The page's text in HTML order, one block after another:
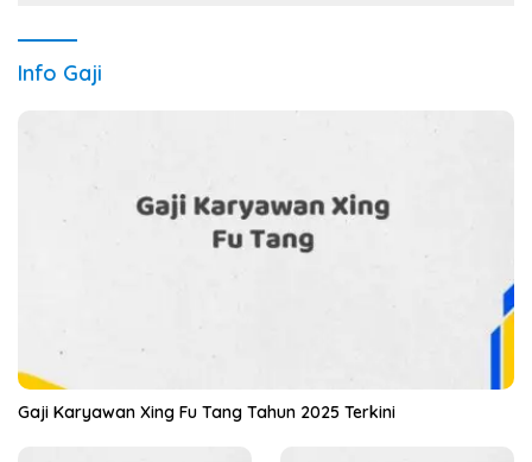
Info Gaji
Gaji Karyawan Xing Fu Tang Tahun 2025 Terkini